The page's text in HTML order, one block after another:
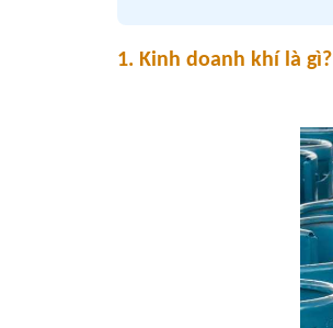
1. Kinh doanh khí là gì?